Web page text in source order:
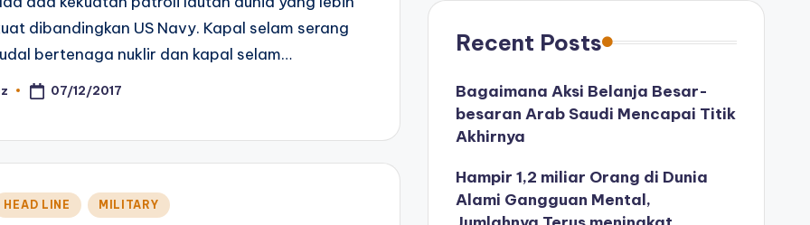
dibandingkan US Navy. Kapal selam serang
bertenaga nuklir dan kapal selam…
07/12/2017
HEAD LINE MILITARY
Recent Posts
Bagaimana Aksi Belanja Besar-
besaran Arab Saudi Mencapai Titik
Akhirnya
Hampir 1,2 miliar Orang di Dunia
Alami Gangguan Mental,